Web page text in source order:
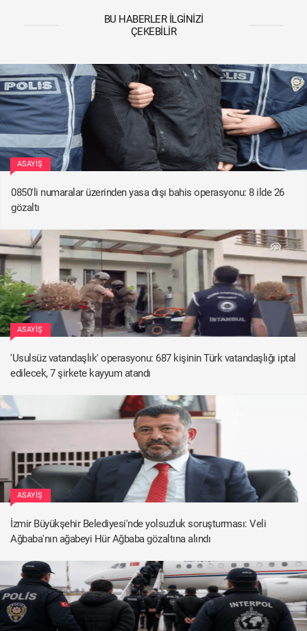
BU HABERLER İLGINIZI
ÇEKEBILIR
ASAYIŞ
0850'li numaralar üzerinden yasa dışı bahis operasyonu: 8 ilde 26
gözaltı
ASAYIŞ
'Usulsüz vatandaşlık' operasyonu: 687 kişinin Türk vatandaşlığı iptal
edilecek, 7 şirkete kayyum atandı
ASAYIŞ
İzmir Büyükşehir Belediyesi'nde yolsuzluk soruşturması: Veli
Ağbaba'nın ağabeyi Hür Ağbaba gözaltına alındı